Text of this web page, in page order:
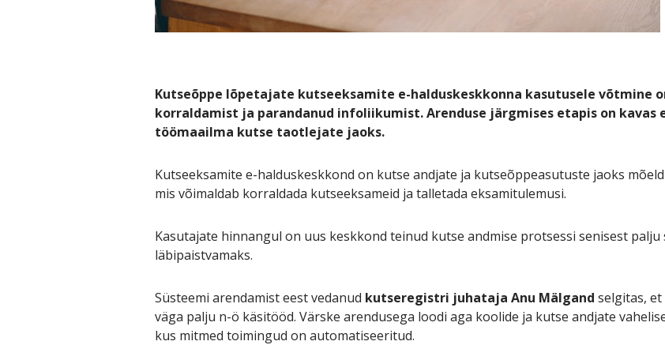
Kutseõppe lõpetajate kutseeksamite e-halduskeskkonna kasutusele võtmine
korraldamist ja parandanud infoliikumist. Arenduse järgmises etapis on kavas
töömaailma kutse taotlejate jaoks.
Kutseeksamite e-halduskeskkond on kutse andjate ja kutseõppeasutuste jaoks
mis võimaldab korraldada kutseeksameid ja talletada eksamitulemusi.
Kasutajate hinnangul on uus keskkond teinud kutse andmise protsessi senisest palju
läbipaistvamaks.
Süsteemi arendamist eest vedanud kutseregistri juhataja Anu Mälgand selgitas,
väga palju n-ö käsitööd. Värske arendusega loodi aga koolide ja kutse andjate
kus mitmed toimingud on automatiseeritud.